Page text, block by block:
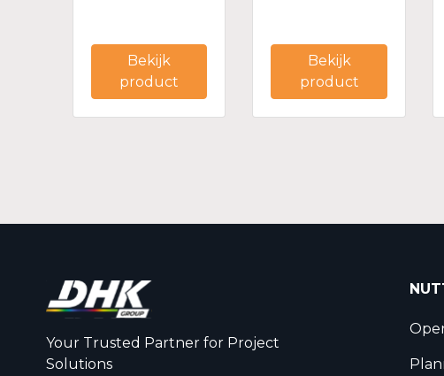
Bekijk
product
Bekijk
product
Your Trusted Partner for Project
Solutions